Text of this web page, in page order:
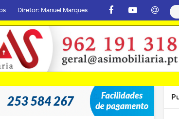
Diretor: Manuel Marques